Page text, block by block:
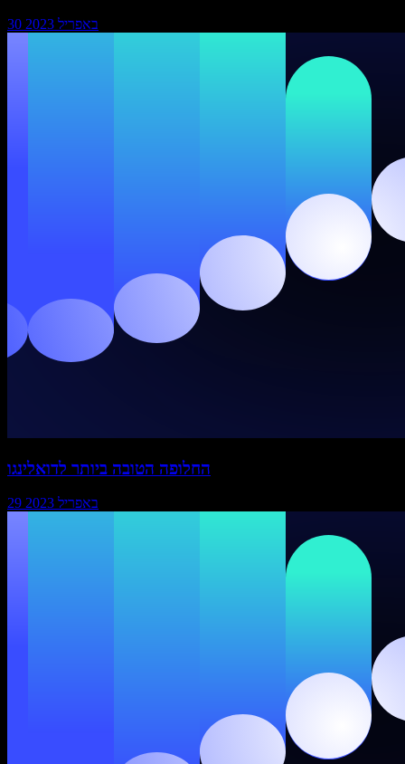
30 באפריל 2023
החלופה הטובה ביותר לדואלינגו
29 באפריל 2023